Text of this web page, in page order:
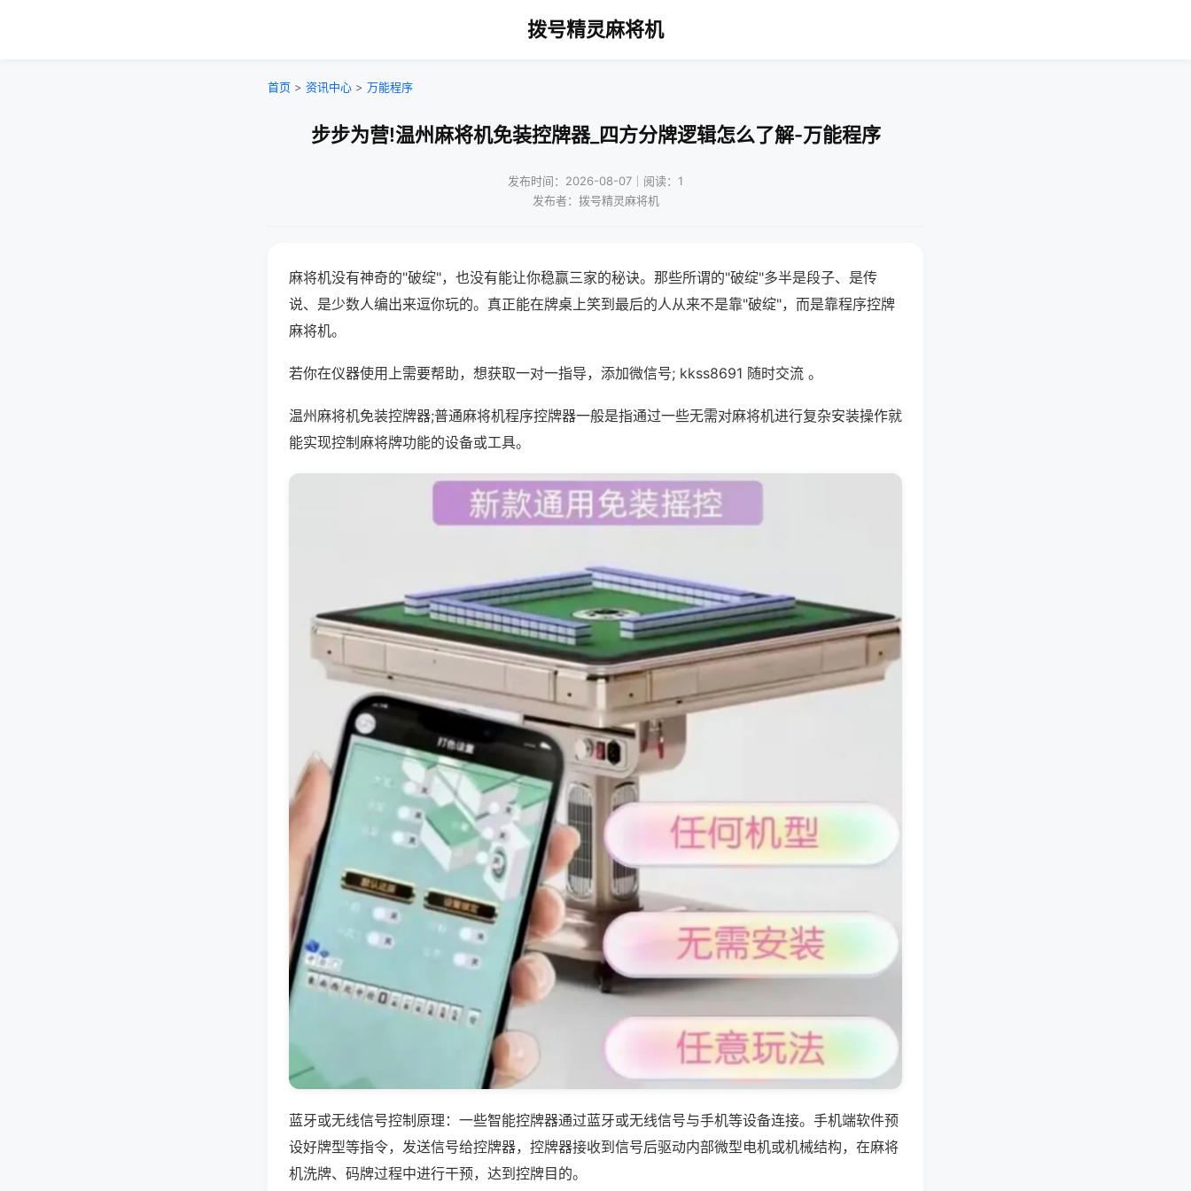
拨号精灵麻将机
首页 > 资讯中心 > 万能程序
步步为营!温州麻将机免装控牌器_四方分牌逻辑怎么了解-万能程序
发布时间：2026-08-07｜阅读：1
发布者：拨号精灵麻将机
麻将机没有神奇的"破绽"，也没有能让你稳赢三家的秘诀。那些所谓的"破绽"多半是段子、是传
说、是少数人编出来逗你玩的。真正能在牌桌上笑到最后的人从来不是靠"破绽"，而是靠程序控牌
麻将机。
若你在仪器使用上需要帮助，想获取一对一指导，添加微信号; kkss8691 随时交流 。
温州麻将机免装控牌器;普通麻将机程序控牌器一般是指通过一些无需对麻将机进行复杂安装操作就
能实现控制麻将牌功能的设备或工具。
蓝牙或无线信号控制原理：一些智能控牌器通过蓝牙或无线信号与手机等设备连接。手机端软件预
设好牌型等指令，发送信号给控牌器，控牌器接收到信号后驱动内部微型电机或机械结构，在麻将
机洗牌、码牌过程中进行干预，达到控牌目的。